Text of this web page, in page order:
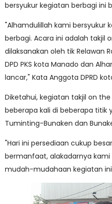
bersyukur kegiatan berbagi ini
"Alhamdulillah kami bersyukur
berbagi. Acara ini adalah takjil
dilaksanakan oleh tik Relawan
DPD PKS kota Manado dan
lancar," Kata Anggota DPRD
Diketahui, kegiatan takjil on
beberapa kali di beberapa titik
Tuminting-Bunaken dan
"Hari ini persediaan cukup
bermanfaat, alakadarnya
mudah-mudahaan kegiatan